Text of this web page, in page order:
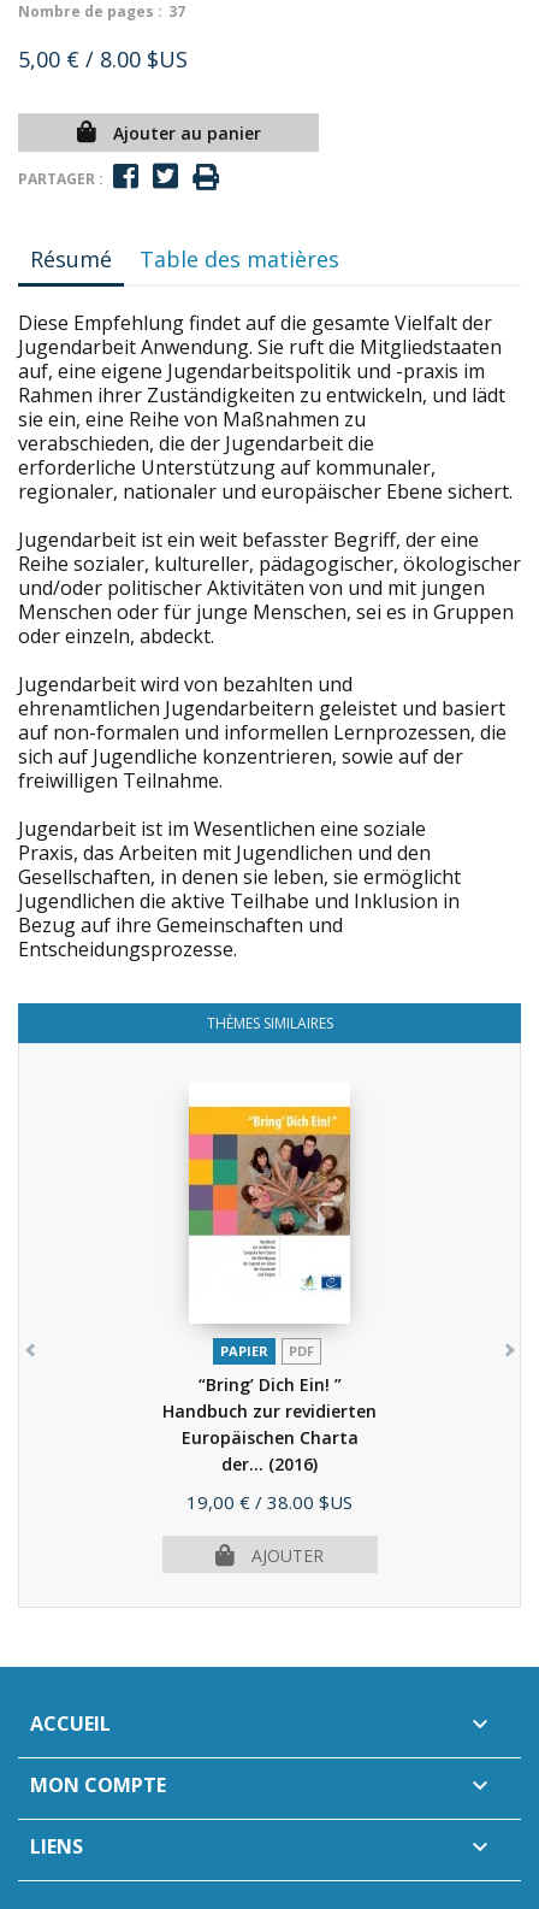
Nombre de pages : 37
5,00 € / 8.00 $US
Ajouter au panier
PARTAGER :
Résumé Table des matières
Diese Empfehlung findet auf die gesamte Vielfalt der
Jugendarbeit Anwendung. Sie ruft die Mitgliedstaaten
auf, eine eigene Jugendarbeitspolitik und -praxis im
Rahmen ihrer Zuständigkeiten zu entwickeln, und lädt
sie ein, eine Reihe von Maßnahmen zu
verabschieden, die der Jugendarbeit die
erforderliche Unterstützung auf kommunaler,
regionaler, nationaler und europäischer Ebene sichert.
Jugendarbeit ist ein weit befasster Begriff, der eine
Reihe sozialer, kultureller, pädagogischer, ökologischer
und/oder politischer Aktivitäten von und mit jungen
Menschen oder für junge Menschen, sei es in Gruppen
oder einzeln, abdeckt.
Jugendarbeit wird von bezahlten und
ehrenamtlichen Jugendarbeitern geleistet und basiert
auf non-formalen und informellen Lernprozessen, die
sich auf Jugendliche konzentrieren, sowie auf der
freiwilligen Teilnahme.
Jugendarbeit ist im Wesentlichen eine soziale
Praxis, das Arbeiten mit Jugendlichen und den
Gesellschaften, in denen sie leben, sie ermöglicht
Jugendlichen die aktive Teilhabe und Inklusion in
Bezug auf ihre Gemeinschaften und
Entscheidungsprozesse.
THÈMES SIMILAIRES
PAPIER PDF
“Bring’ Dich Ein! ”
Handbuch zur revidierten
Europäischen Charta
der... (2016)
Prix
19,00 € / 38.00 $US
AJOUTER
ACCUEIL 
MON COMPTE 
LIENS 